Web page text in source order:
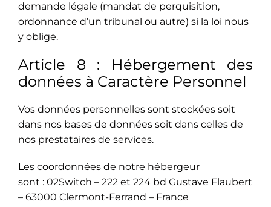
demande légale (mandat de perquisition,
ordonnance d’un tribunal ou autre) si la loi nous
y oblige.
Article 8 : Hébergement des
données à Caractère Personnel
Vos données personnelles sont stockées soit
dans nos bases de données soit dans celles de
nos prestataires de services.
Les coordonnées de notre hébergeur
sont : 02Switch – 222 et 224 bd Gustave Flaubert
– 63000 Clermont-Ferrand – France